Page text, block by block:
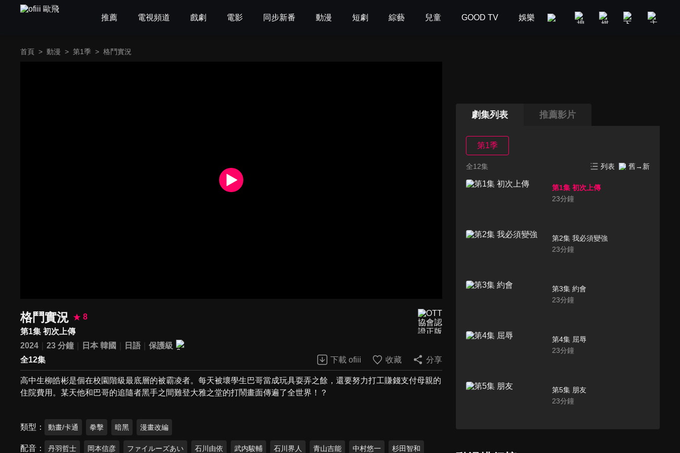
推薦 電視頻道 戲劇 電影 同步新番 動漫 短劇 綜藝 兒童 GOOD TV 娛樂 美食旅遊 新聞政論
首頁 > 動漫 > 第1季 > 格鬥實況
格鬥實況
8
第1集 初次上傳
2024
23 分鐘 日本 韓國 日語
保護級
全12集
下載 ofiii 收藏 分享
高中生柳皓彬是個在校園階級最底層的被霸凌者。每天被壞學生巴哥當成玩具耍弄之餘，還要努力打工賺錢支付母親的
住院費用。某天他和巴哥的追隨者黑手之間難登大雅之堂的打鬧畫面傳遍了全世界！？
類型 動畫/卡通 拳擊 暗黑 漫畫改編
配音 丹羽哲士 岡本信彦 ファイルーズあい 石川由依 武内駿輔 石川界人 青山吉能 中村悠一 杉田智和
劇集列表 推薦影片
第1季
全12集 列表 舊→新
第1集 初次上傳
23分鐘
第2集 我必須變強
23分鐘
第3集 約會
23分鐘
第4集 屈辱
23分鐘
第5集 朋友
23分鐘